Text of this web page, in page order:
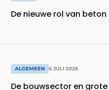
De nieuwe rol van beton
ALGEMEEN 6 JULI 2026
De bouwsector en grote